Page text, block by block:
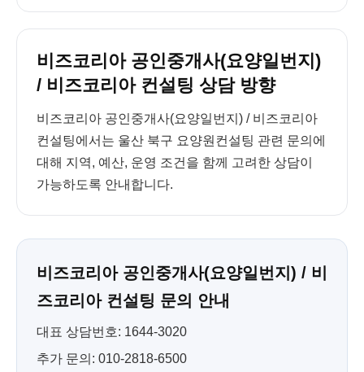
비즈코리아 공인중개사(요양일번지)
/ 비즈코리아 컨설팅 상담 방향
비즈코리아 공인중개사(요양일번지) / 비즈코리아
컨설팅에서는 울산 북구 요양원컨설팅 관련 문의에
대해 지역, 예산, 운영 조건을 함께 고려한 상담이
가능하도록 안내합니다.
비즈코리아 공인중개사(요양일번지) / 비
즈코리아 컨설팅 문의 안내
대표 상담번호: 1644-3020
추가 문의: 010-2818-6500